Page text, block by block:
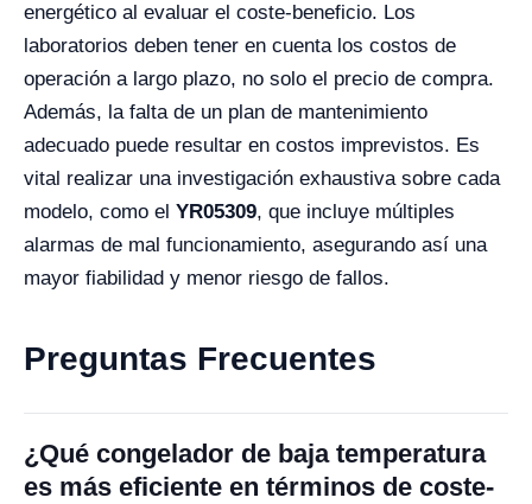
energético al evaluar el coste-beneficio. Los
laboratorios deben tener en cuenta los costos de
operación a largo plazo, no solo el precio de compra.
Además, la falta de un plan de mantenimiento
adecuado puede resultar en costos imprevistos. Es
vital realizar una investigación exhaustiva sobre cada
modelo, como el YR05309, que incluye múltiples
alarmas de mal funcionamiento, asegurando así una
mayor fiabilidad y menor riesgo de fallos.
Preguntas Frecuentes
¿Qué congelador de baja temperatura
es más eficiente en términos de coste-